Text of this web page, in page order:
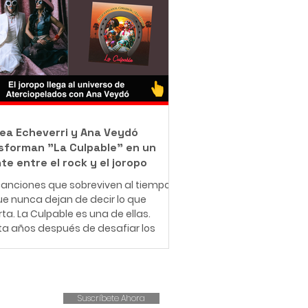
como barrendero en las calles de
con una misión que resume en
"Bendecido para bendecir".
muy pequeño, Leonardo entendió
significa enfrentar dificultades
Creció en una familia de
r
Echeverri y Ana Veydó
"La Culpable" en un
entre el rock y el joropo
que sobreviven al tiempo
nunca dejan de decir lo que
La Culpable es una de ellas.
años después de desafiar los
por la voz indómita de Ana
Suscríbete Ahora